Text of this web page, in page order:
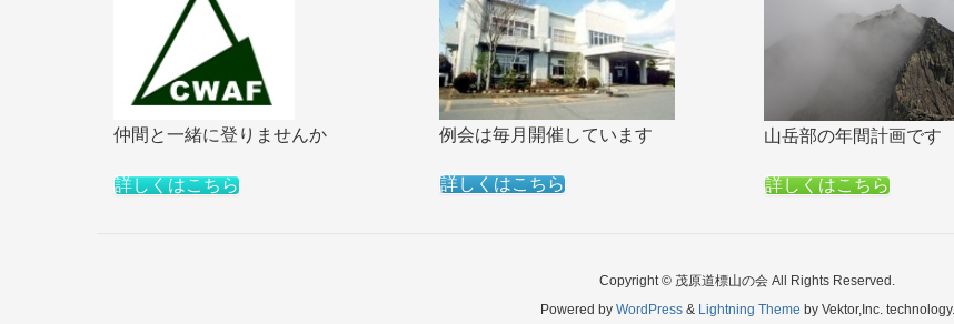
仲間と一緒に登りませんか
詳しくはこちら
例会は毎月開催しています
詳しくはこちら
山岳部の年間計画です
詳しくはこちら
Copyright © 茂原道標山の会 All Rights Reserved.
Powered by WordPress& Lightning Theme by Vektor,Inc. technology.